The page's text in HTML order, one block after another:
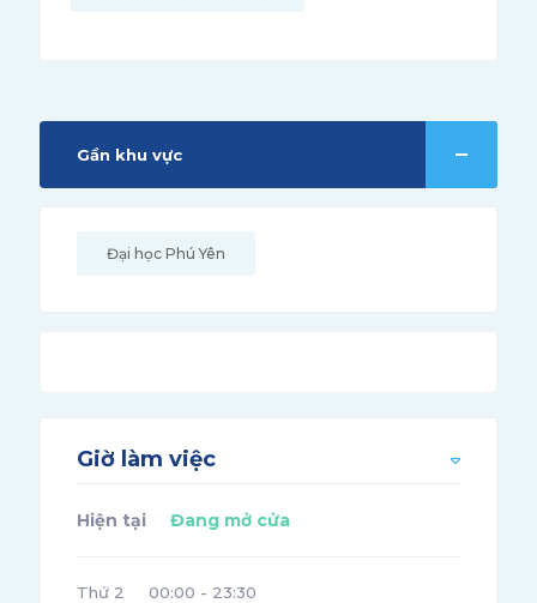
Gần khu vực
Đại học Phú Yên
Giờ làm việc
Hiện tại Đang mở cửa
Thứ 2 00:00 - 23:30